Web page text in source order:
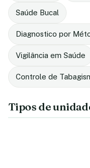
Saúde Bucal
Diagnostico por
Vigilância em Saúde
Controle de
Tipos de